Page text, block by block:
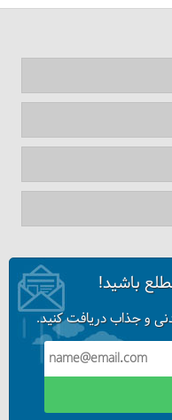
باشید!
و جذاب دریافت کنید.